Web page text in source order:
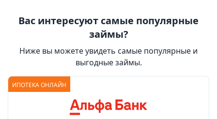
Вас интересуют самые популярные
займы?
Ниже вы можете увидеть самые популярные и
выгодные займы.
ИПОТЕКА ОНЛАЙН